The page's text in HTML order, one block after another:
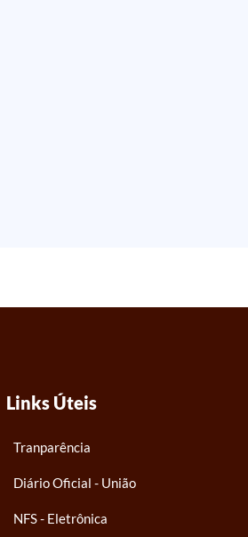
Links Úteis
Tranparência
Diário Oficial - União
NFS - Eletrônica